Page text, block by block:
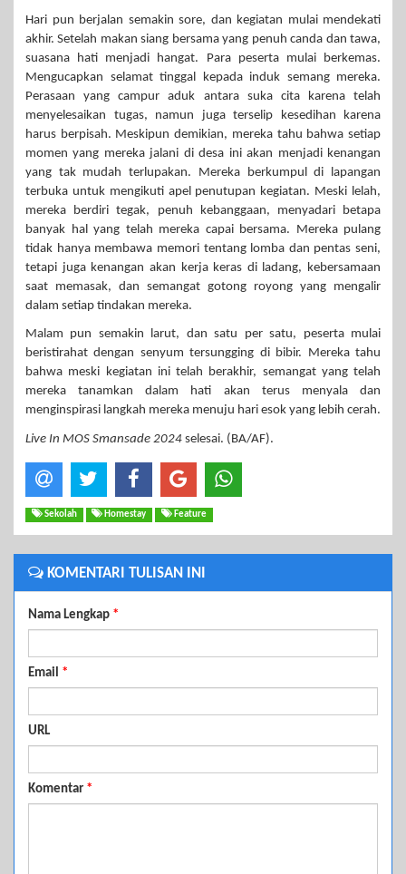
Hari pun berjalan semakin sore, dan kegiatan mulai mendekati
akhir. Setelah makan siang bersama yang penuh canda dan tawa,
suasana hati menjadi hangat. Para peserta mulai berkemas.
Mengucapkan selamat tinggal kepada induk semang mereka.
Perasaan yang campur aduk antara suka cita karena telah
menyelesaikan tugas, namun juga terselip kesedihan karena
harus berpisah. Meskipun demikian, mereka tahu bahwa setiap
momen yang mereka jalani di desa ini akan menjadi kenangan
yang tak mudah terlupakan. Mereka berkumpul di lapangan
terbuka untuk mengikuti apel penutupan kegiatan. Meski lelah,
mereka berdiri tegak, penuh kebanggaan, menyadari betapa
banyak hal yang telah mereka capai bersama. Mereka pulang
tidak hanya membawa memori tentang lomba dan pentas seni,
tetapi juga kenangan akan kerja keras di ladang, kebersamaan
saat memasak, dan semangat gotong royong yang mengalir
dalam setiap tindakan mereka.
Malam pun semakin larut, dan satu per satu, peserta mulai
beristirahat dengan senyum tersungging di bibir. Mereka tahu
bahwa meski kegiatan ini telah berakhir, semangat yang telah
mereka tanamkan dalam hati akan terus menyala dan
menginspirasi langkah mereka menuju hari esok yang lebih cerah.
Live In MOS Smansade 2024 selesai. (BA/AF).
Sekolah Homestay Feature
KOMENTARI TULISAN INI
Nama Lengkap *
Email *
URL
Komentar *